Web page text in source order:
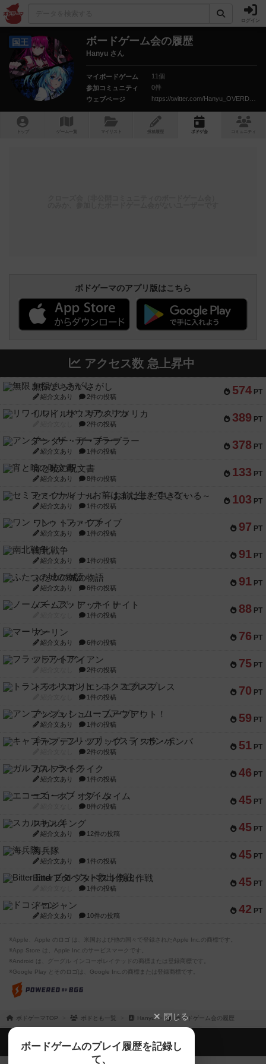
ログイン
国王 ボードゲーム会の履歴
Hanyu さん
マイボードゲーム
11個
参加コミュニティ
0件
ウェブページ
トップ ゲーム一覧 マイリスト 投稿履歴 ボ ドゲ会 コミュニティ
ボドゲーマのアプリ版はこちら
アクセス数 急上昇中
574 PT
無限まちがいさがし
紹介文あり 2件の投稿
389 PT
リワイルド：サウスアメリカ
2件の投稿
378 PT
アンダー・ザ・テーブラー
紹介文あり 1件の投稿
133 PT
宵と暁の呪文書
紹介文あり 8件の投稿
103 PT
セミファイナル ～お前はまだ生きている～
紹介文あり 1件の投稿
97 PT
ワン・トゥ・ファイブ
紹介文あり 1件の投稿
91 PT
南北戦争
紹介文あり 1件の投稿
91 PT
ふたつの城の物語
紹介文あり 6件の投稿
88 PT
ノームズ・アット・ナイト
1件の投稿
76 PT
マーリン
紹介文あり 6件の投稿
75 PT
フラットアイアン
2件の投稿
70 PT
トランスオリエント・エクスプレス
1件の投稿
59 PT
アンブッシュ！：ムーブアウト！
紹介文あり 1件の投稿
51 PT
キャプテン・フリップ：イスラ・ボンバ
2件の投稿
46 PT
ガルフストライク
紹介文あり 1件の投稿
45 PT
エコーズ・オブ・タイム
8件の投稿
45 PT
スカルキング
紹介文あり 12件の投稿
45 PT
海兵隊
紹介文あり 1件の投稿
45 PT
Bitter End ブタペスト救出作戦
1件の投稿
42 PT
ドコジャン
紹介文あり 10件の投稿
※Apple、Apple のロゴ は、米国および他の国々で登録されたApple Inc.の商標です。
※App Store は、Apple Inc.のサービスマークです。
※Android は、グーグル インコーポレイテッドの商標または登録商標です。
※Google Play とそのロゴは、Google Inc.の商標または登録商標です。
ボドゲーマTOP ボドとも一覧 Hanyu ボードゲーム会の履歴
閉じる
ボードゲームのプレイ履歴を記録し
て、
ボドゲーマTOP